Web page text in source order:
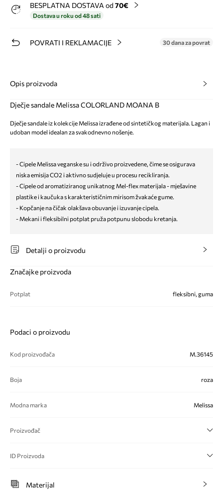
BESPLATNA DOSTAVA od 70€
Dostava u roku od 48 sati
POVRATI I REKLAMACIJE 30 dana za povrat
Opis proizvoda
Dječje sandale Melissa COLORLAND MOANA B
Dječje sandale iz kolekcije Melissa izrađene od sintetičkog materijala. Lagan i
udoban model idealan za svakodnevno nošenje.
- Cipele Melissa veganske su i održivo proizvedene, čime se osigurava
niska emisija CO2 i aktivno sudjeluje u procesu recikliranja.
- Cipele od aromatiziranog unikatnog Mel-flex materijala - mješavine
plastike i kaučuka s karakterističnim mirisom žvakaće gume.
- Kopčanje na čičak olakšava obuvanje i izuvanje cipela.
- Mekani i fleksibilni potplat pruža potpunu slobodu kretanja.
Detalji o proizvodu
Značajke proizvoda
Potplat fleksibni, guma
Podaci o proizvodu
Kod proizvođača M.36145
Boja roza
Modna marka Melissa
Proizvođač
ID Proizvoda
Materijal